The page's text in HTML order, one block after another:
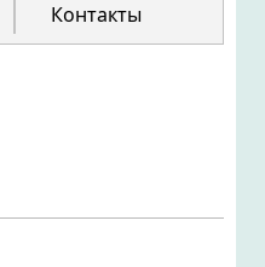
Контакты